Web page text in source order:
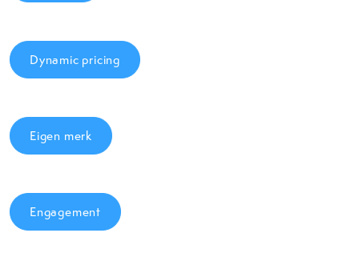
Dynamic pricing
Eigen merk
Engagement